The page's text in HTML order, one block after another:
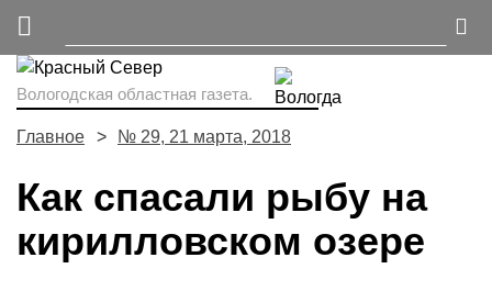
Вологодская областная газета.
Главное № 29, 21 марта, 2018
Как спасали рыбу на
кирилловском озере